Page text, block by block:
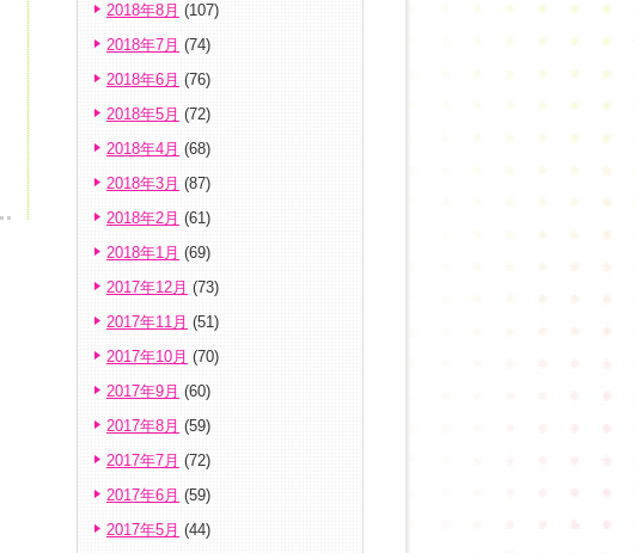
2018年8月 (107)
2018年7月 (74)
2018年6月 (76)
2018年5月 (72)
2018年4月 (68)
2018年3月 (87)
2018年2月 (61)
2018年1月 (69)
2017年12月 (73)
2017年11月 (51)
2017年10月 (70)
2017年9月 (60)
2017年8月 (59)
2017年7月 (72)
2017年6月 (59)
2017年5月 (44)